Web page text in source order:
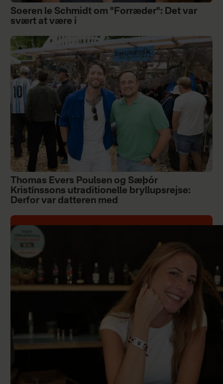
Soeren le Schmidt om "Forræder": Det var
svært at være i
Thomas Evers Poulsen og Sæþór
Kristínssons utraditionelle bryllupsrejse:
Derfor var datteren med